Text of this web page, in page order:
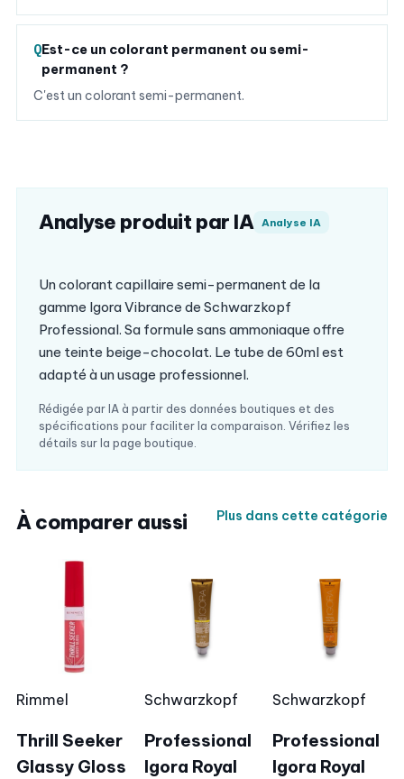
Est-ce un colorant permanent ou semi-
permanent ?
C'est un colorant semi-permanent.
Analyse produit par IA Analyse IA
Un colorant capillaire semi-permanent de la
gamme Igora Vibrance de Schwarzkopf
Professional. Sa formule sans ammoniaque offre
une teinte beige-chocolat. Le tube de 60ml est
adapté à un usage professionnel.
Rédigée par IA à partir des données boutiques et des
spécifications pour faciliter la comparaison. Vérifiez les
détails sur la page boutique.
À comparer aussi Plus dans cette catégorie
Rimmel
Thrill Seeker
Glassy Gloss
Schwarzkopf
Professional
Igora Royal
Schwarzkopf
Professional
Igora Royal